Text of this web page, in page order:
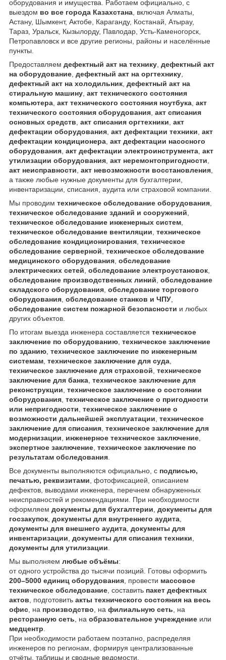
оборудования и имущества. Работаем официально, с
выездом во все города Казахстана , включая Алматы,
Астану, Шымкент, Актобе, Караганду, Костанай, Атырау,
Тараз, Уральск, Кызылорду, Павлодар, Усть-Каменогорск,
Петропавловск и все другие регионы, районы и населённые
пункты.
Предоставляем дефектный акт на технику дефектный акт
на оборудование дефектный акт на оргтехнику
дефектный акт на холодильник дефектный акт на
стиральную машину акт технического состояния
компьютера акт технического состояния ноутбука акт
технического состояния оборудования акт списания
основных средств акт списания оргтехники акт
дефектации оборудования акт дефектации техники акт
дефектации кондиционера акт дефектации насосного
оборудования акт дефектации электроинструмента акт
утилизации оборудования акт неремонтопригодности
акт неисправности акт невозможности восстановления
а также любые нужные документы для бухгалтерии,
инвентаризации, списания, аудита или страховой компании.
Мы проводим техническое обследование оборудования
техническое обследование зданий и сооружений
техническое обследование инженерных систем
техническое обследование вентиляции техническое
обследование кондиционирования техническое
обследование серверной техническое обследование
медицинского оборудования обследование
электрических сетей обследование электроустановок
обследование производственных линий обследование
складского оборудования обследование торгового
оборудования обследование станков и ЧПУ
обследование систем пожарной безопасности и любых
других объектов.
По итогам выезда инженера составляется техническое
заключение по оборудованию техническое заключение
по зданию техническое заключение по инженерным
системам техническое заключение для суда
техническое заключение для страховой техническое
заключение для банка техническое заключение для
реконструкции техническое заключение о состоянии
оборудования техническое заключение о пригодности
или непригодности техническое заключение о
возможности дальнейшей эксплуатации техническое
заключение для списания техническое заключение для
модернизации
инженерное техническое заключение
экспертное заключение техническое заключение по
результатам обследования
Все документы выполняются официально, с подписью,
печатью, реквизитами , фотофиксацией, описанием
дефектов, выводами инженера, перечнем обнаруженных
неисправностей и рекомендациями. При необходимости
оформляем документы для бухгалтерии документы для
госзакупок документы для внутреннего аудита
документы для внешнего аудита документы для
инвентаризации документы для списания техники
документы для утилизации
Мы выполняем любые объёмы:
от одного устройства до тысячи позиций. Готовы оформить
200–5000 единиц оборудования , провести массовое
техническое обследование , составить пакет дефектных
актов , подготовить акты технического состояния на весь
офис , на производство , на филиальную сеть , на
ресторанную сеть , на образовательное учреждение или
медцентр
При необходимости работаем поэтапно, распределяя
инженеров по регионам, формируя централизованные
отчёты, таблицы и сводные ведомости.